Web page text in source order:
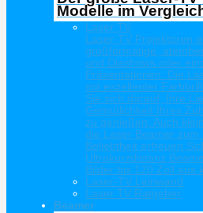
Modelle im
Laser TV
Laser-TV Projektoren
großformatige,
und Diashows oder
Präsentationen. Die
mit exzellenter
Sie sich darauf, Ihre
Gemütlichkeit Ihres
zu genießen. Auch
die Laser Beamer
Beliebtheit erfreuen
Ultrakurzdistanz
Bilder bis 120 Zoll aus
Laser-TV Leinwand
Laser TV Ratgeber
Beamer